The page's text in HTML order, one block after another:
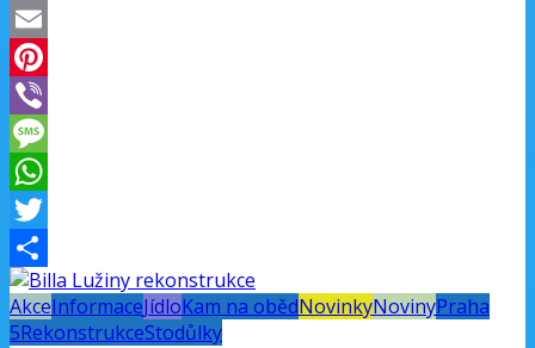
LinkedIn
Email
Pinterest
Viber
Message
WhatsApp
Twitter
Share
AkceInformaceJídloKam na obědNovinkyNovinyPraha
5RekonstrukceStodůlky